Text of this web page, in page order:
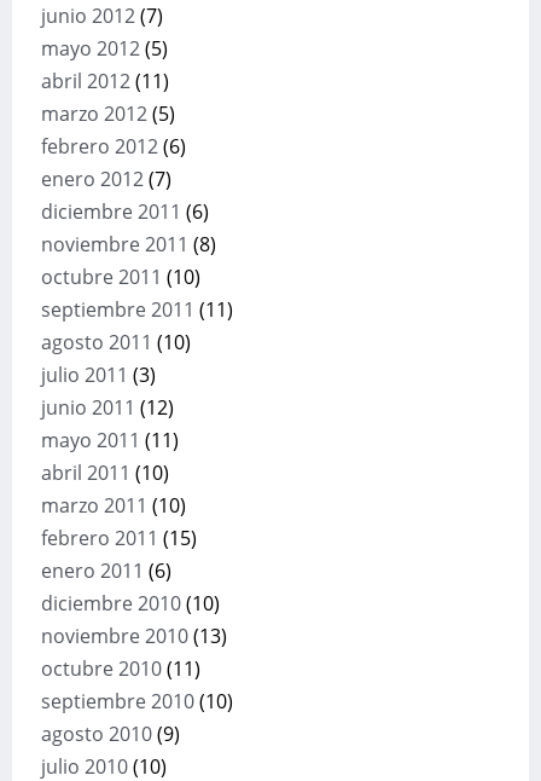
junio 2012(7)
mayo 2012(5)
abril 2012(11)
marzo 2012(5)
febrero 2012(6)
enero 2012(7)
diciembre 2011 (6)
noviembre 2011 (8)
octubre 2011 (10)
septiembre 2011 (11)
agosto 2011 (10)
julio 2011 (3)
junio 2011 (12)
mayo 2011 (11)
abril 2011 (10)
marzo 2011 (10)
febrero 2011 (15)
enero 2011 (6)
diciembre 2010(10)
noviembre 2010(13)
octubre 2010(11)
septiembre 2010(10)
agosto 2010(9)
julio 2010(10)